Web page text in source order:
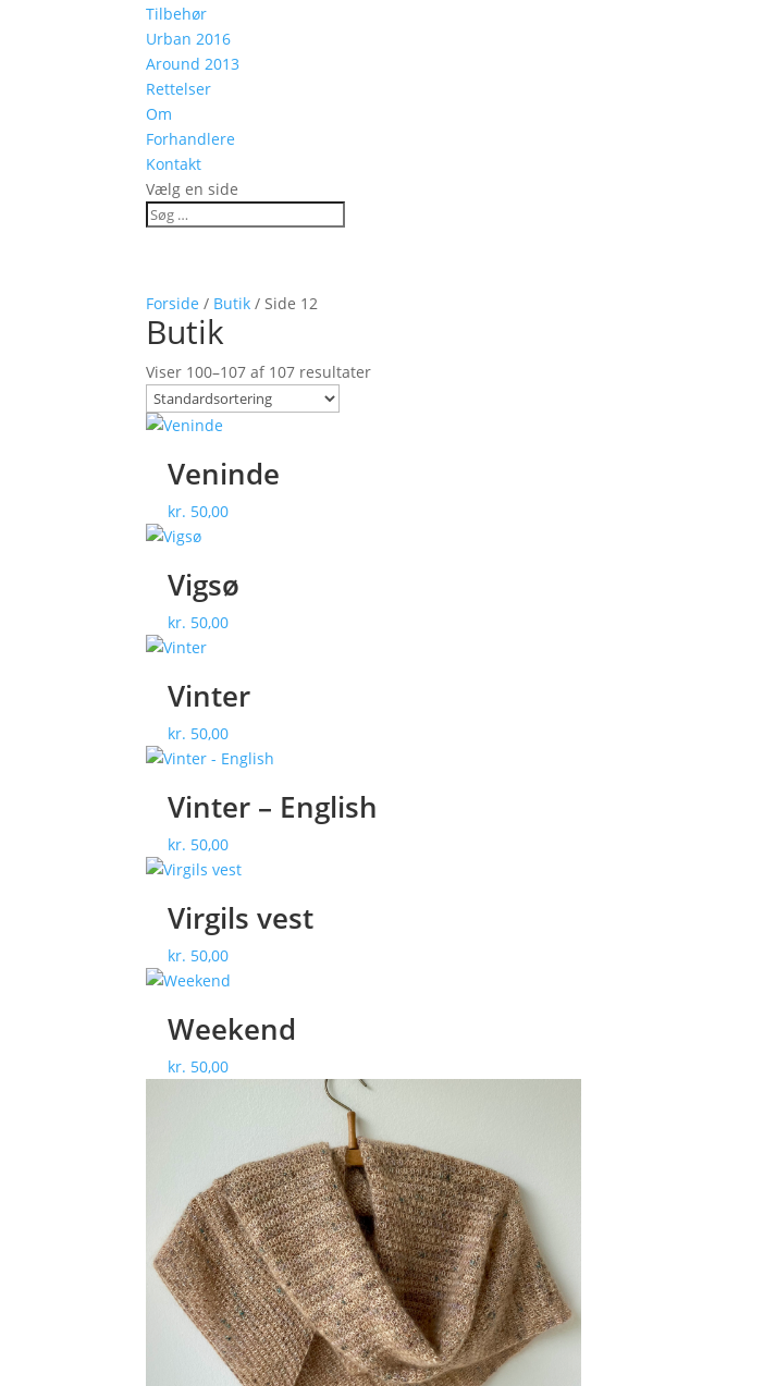
Tilbehør
Urban 2016
Around 2013
Rettelser
Om
Forhandlere
Kontakt
Vælg en side
Forside / Butik / Side 12
Butik
Viser 100–107 af 107 resultater
Veninde
kr. 50,00
Vigsø
kr. 50,00
Vinter
kr. 50,00
Vinter – English
kr. 50,00
Virgils vest
kr. 50,00
Weekend
kr. 50,00